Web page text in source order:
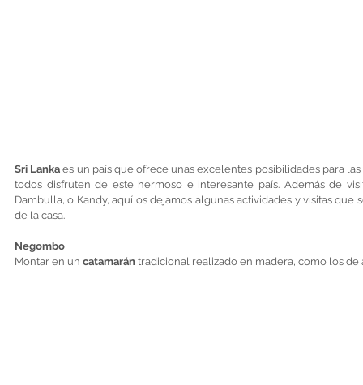
Sri Lanka es un país que ofrece unas excelentes posibilidades para
todos disfruten de este hermoso e interesante país. Además de
Dambulla, o Kandy, aquí os dejamos algunas actividades y visitas
de la casa.
Negombo
Montar en un catamarán tradicional realizado en madera, como los de